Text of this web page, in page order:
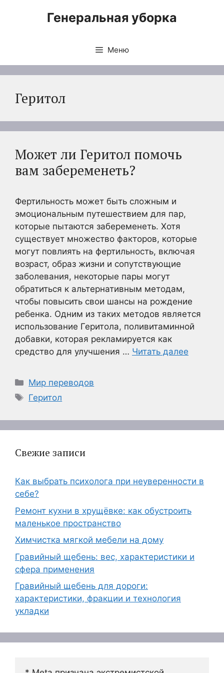
Генеральная уборка
Меню
Геритол
Может ли Геритол помочь
вам забеременеть?
Фертильность может быть сложным и
эмоциональным путешествием для пар,
которые пытаются забеременеть. Хотя
существует множество факторов, которые
могут повлиять на фертильность, включая
возраст, образ жизни и сопутствующие
заболевания, некоторые пары могут
обратиться к альтернативным методам,
чтобы повысить свои шансы на рождение
ребенка. Одним из таких методов является
использование Геритола, поливитаминной
добавки, которая рекламируется как
средство для улучшения … Читать далее
Рубрики
Мир переводов
Метки
Геритол
Свежие записи
Как выбрать психолога при неуверенности в
себе?
Ремонт кухни в хрущёвке: как обустроить
маленькое пространство
Химчистка мягкой мебели на дому
Гравийный щебень: вес, характеристики и
сфера применения
Гравийный щебень для дороги:
характеристики, фракции и технология
укладки